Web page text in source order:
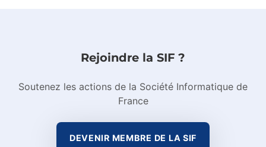
Rejoindre la SIF ?
Soutenez les actions de la Société Informatique de
France
DEVENIR MEMBRE DE LA SIF